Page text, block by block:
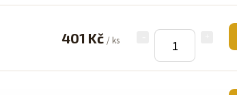
401 Kč / ks